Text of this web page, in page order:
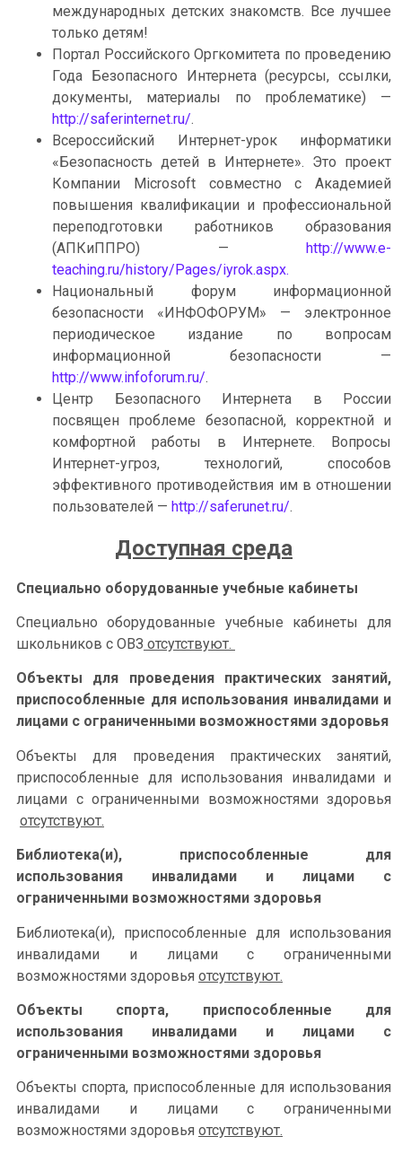
международных детских знакомств. Все лучшее
только детям!
Портал Российского Оргкомитета по проведению
Года Безопасного Интернета (ресурсы, ссылки,
документы, материалы по проблематике) —
http://saferinternet.ru/.
Всероссийский Интернет-урок информатики
«Безопасность детей в Интернете». Это проект
Компании Microsoft совместно с Академией
повышения квалификации и профессиональной
переподготовки работников образования
(АПКиППРО) —
http://www.e-
teaching.ru/history/Pages/iyrok.aspx.
Национальный форум информационной
безопасности «ИНФОФОРУМ» — электронное
периодическое издание по вопросам
информационной безопасности —
http://www.infoforum.ru/.
Центр Безопасного Интернета в России
посвящен проблеме безопасной, корректной и
комфортной работы в Интернете. Вопросы
Интернет-угроз, технологий, способов
эффективного противодействия им в отношении
пользователей — http://saferunet.ru/.
Доступная среда
Специально оборудованные учебные кабинеты
Специально оборудованные учебные кабинеты для
школьников с ОВЗ отсутствуют.
Объекты для проведения практических занятий,
приспособленные для использования инвалидами и
лицами с ограниченными возможностями здоровья
Объекты для проведения практических занятий,
приспособленные для использования инвалидами и
лицами с ограниченными возможностями здоровья
отсутствуют.
Библиотека(и), приспособленные для
использования инвалидами и лицами с
ограниченными возможностями здоровья
Библиотека(и), приспособленные для использования
инвалидами и лицами с ограниченными
возможностями здоровья отсутствуют.
Объекты спорта, приспособленные для
использования инвалидами и лицами с
ограниченными возможностями здоровья
Объекты спорта, приспособленные для использования
инвалидами и лицами с ограниченными
возможностями здоровья отсутствуют.